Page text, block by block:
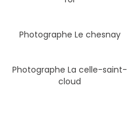
Photographe Le chesnay
Photographe La celle-saint-
cloud